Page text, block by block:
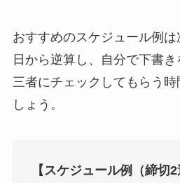
おすすめのスケジュール例
日から逆算し、自分で下書
三者にチェックしてもらう
しょう。
【スケジュール例（締切